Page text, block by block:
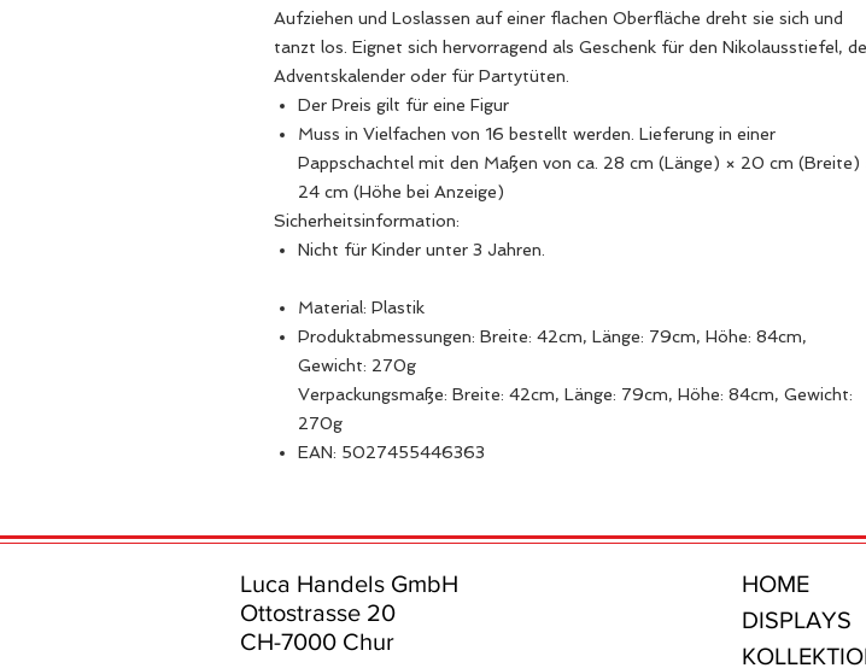
Aufziehen und Loslassen auf einer flachen Oberfläche dreht sie sich und
tanzt los. Eignet sich hervorragend als Geschenk für den Nikolausstiefel,
Adventskalender oder für Partytüten.
Der Preis gilt für eine Figur
Muss in Vielfachen von 16 bestellt werden. Lieferung in einer
Pappschachtel mit den Maßen von ca. 28 cm (Länge) × 20 cm (Breite)
24 cm (Höhe bei Anzeige)
Sicherheitsinformation:
Nicht für Kinder unter 3 Jahren.
Material: Plastik
Produktabmessungen: Breite: 42cm, Länge: 79cm, Höhe: 84cm,
Gewicht: 270g
Verpackungsmaße: Breite: 42cm, Länge: 79cm, Höhe: 84cm, Gewicht:
270g
EAN: 5027455446363
Luca Handels GmbH
Ottostrasse 20
CH-7000 Chur
HOME
DISPLAYS